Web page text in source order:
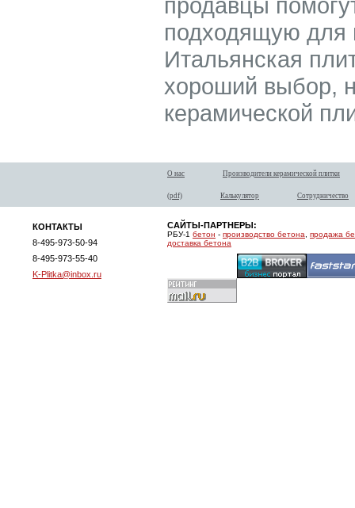
подходящую для
Итальянская
хороший выбор,
керамической
О нас Производители керамической плитки
(pdf) Калькулятор Сотрудничество
КОНТАКТЫ
8-495-973-50-94
8-495-973-55-40
K-Plitka@inbox.ru
САЙТЫ-ПАРТНЕРЫ:
РБУ-1 бетон - производство бетона
продажа
доставка бетона